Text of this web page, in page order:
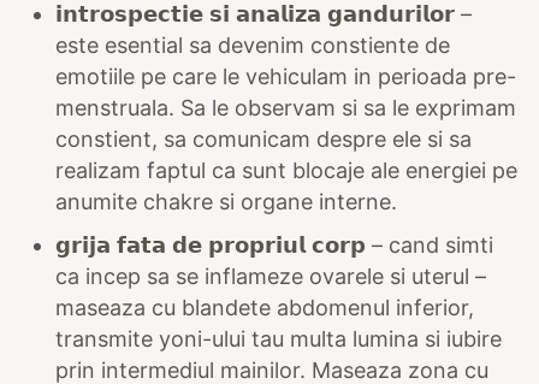
𝗶𝗻𝘁𝗿𝗼𝘀𝗽𝗲𝗰𝘁𝗶𝗲 𝘀𝗶 𝗮𝗻𝗮𝗹𝗶𝘇𝗮 𝗴𝗮𝗻𝗱𝘂𝗿𝗶𝗹𝗼𝗿 –
este esential sa devenim constiente de
emotiile pe care le vehiculam in perioada pre-
menstruala. Sa le observam si sa le exprimam
constient, sa comunicam despre ele si sa
realizam faptul ca sunt blocaje ale energiei pe
anumite chakre si organe interne.
𝗴𝗿𝗶𝗷𝗮 𝗳𝗮𝘁𝗮 𝗱𝗲 𝗽𝗿𝗼𝗽𝗿𝗶𝘂𝗹 𝗰𝗼𝗿𝗽 – cand simti
ca incep sa se inflameze ovarele si uterul –
maseaza cu blandete abdomenul inferior,
transmite yoni-ului tau multa lumina si iubire
prin intermediul mainilor. Maseaza zona cu